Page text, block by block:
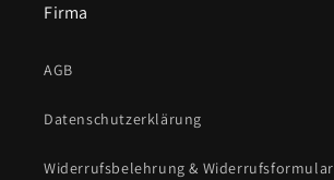
Firma
AGB
Datenschutzerklärung
Widerrufsbelehrung & Widerrufsformular